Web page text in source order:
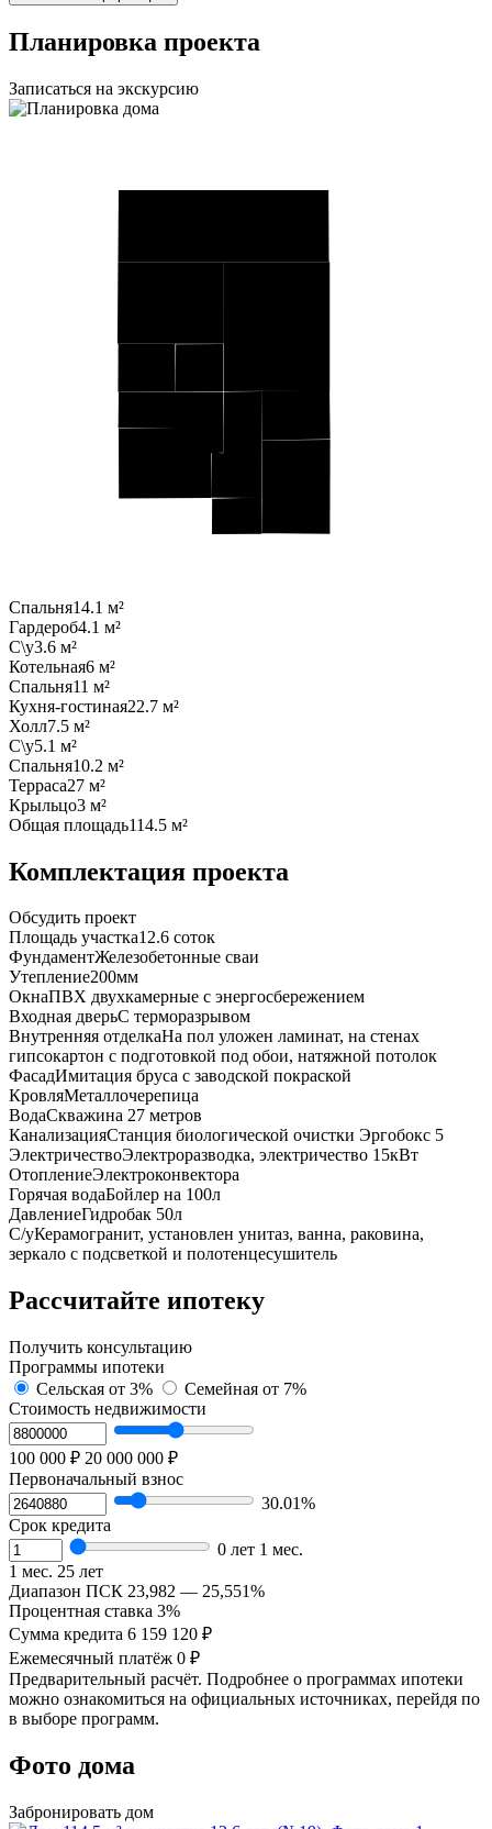
Планировка проекта
Записаться на экскурсию
Спальня14.1 м²
Гардероб4.1 м²
С\у3.6 м²
Котельная6 м²
Спальня11 м²
Кухня-гостиная22.7 м²
Холл7.5 м²
С\у5.1 м²
Спальня10.2 м²
Терраса27 м²
Крыльцо3 м²
Общая площадь114.5 м²
Комплектация проекта
Обсудить проект
Площадь участка12.6 coток
ФундаментЖелезобетонные сваи
Утепление200мм
ОкнаПВХ двухкамерные с энергосбережением
Входная дверьС терморазрывом
Внутренняя отделкаНа пол уложен ламинат, на стенах
гипсокартон с подготовкой под обои, натяжной потолок
ФасадИмитация бруса с заводской покраской
КровляМеталлочерепица
ВодаСквaжинa 27 метpов
КанализацияCтанция биолoгичeской очистки Эpгoбокс 5
ЭлектричествоЭлектроразводка, электричество 15кВт
ОтоплениеЭлектроконвектора
Горячая водаБойлер на 100л
ДавлениеГидробак 50л
С/уКерамогранит, установлен унитаз, ванна, раковина,
зеркало с подсветкой и полотенцесушитель
Рассчитайте ипотеку
Получить консультацию
Программы ипотеки
Сельская от 3% Семейная от 7%
Стоимость недвижимости
100 000 ₽ 20 000 000 ₽
Первоначальный взнос
30.01%
Срок кредита
0 лет 1 мес.
1 мес. 25 лет
Диапазон ПСК 23,982 — 25,551%
Процентная ставка 3%
Сумма кредита 6 159 120 ₽
Ежемесячный платёж 0 ₽
Предварительный расчёт. Подробнее о программах ипотеки
можно ознакомиться на официальных источниках, перейдя по
в выборе программ.
Фото дома
Забронировать дом